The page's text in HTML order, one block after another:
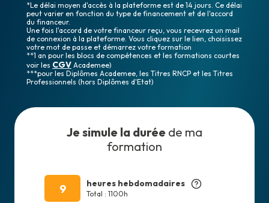
*Le délai moyen d'accès à la plateforme est de 14 jours. Ce délai
peut varier en fonction du type de financement et de l'accord
du financeur.
Une fois l'accord de votre financeur reçu, vous recevrez un mail
de connexion à la plateforme. Vous cliquez sur le lien, choisissez
votre mot de passe et démarrez votre formation
**1 an pour les blocs de compétences et les formations courtes
voir les CGV Academee)
***pour les Diplômes Academee, les Titres RNCP et les Titres
Professionnels (hors Diplômes d'Etat)
Je simule la durée de ma
formation
9 heures hebdomadaires
Total : 1100h